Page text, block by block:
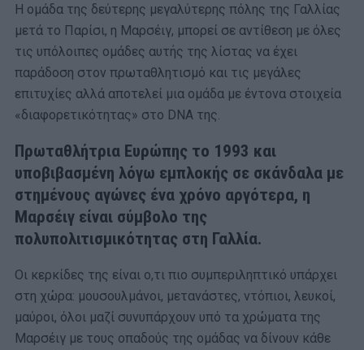
Η ομάδα της δεύτερης μεγαλύτερης πόλης της Γαλλίας
μετά το Παρίσι, η Μαρσέιγ, μπορεί σε αντίθεση με όλες
τις υπόλοιπες ομάδες αυτής της λίστας να έχει
παράδοση στον πρωταθλητισμό και τις μεγάλες
επιτυχίες αλλά αποτελεί μια ομάδα με έντονα στοιχεία
«διαφορετικότητας» στo DNA της.
Πρωταθλήτρια Ευρώπης το 1993 και
υποβιβασμένη λόγω εμπλοκής σε σκάνδαλα με
στημένους αγώνες ένα χρόνο αργότερα, η
Μαρσέιγ είναι σύμβολο της
πολυπολιτισμικότητας στη Γαλλία.
Οι κερκίδες της είναι ο,τι πιο συμπεριληπτικό υπάρχει
στη χώρα: μουσουλμάνοι, μετανάστες, ντόπιοι, λευκοί,
μαύροι, όλοι μαζί συνυπάρχουν υπό τα χρώματα της
Μαρσέιγ με τους οπαδούς της ομάδας να δίνουν κάθε